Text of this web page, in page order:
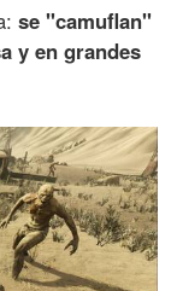
se "camuflan"
y en grandes